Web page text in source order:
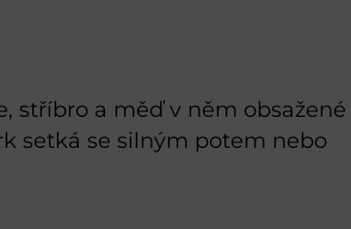
stříbro a měď v něm obsažené
setká se silným potem nebo